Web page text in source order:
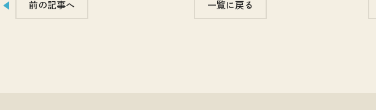
前の記事へ 一覧に戻る